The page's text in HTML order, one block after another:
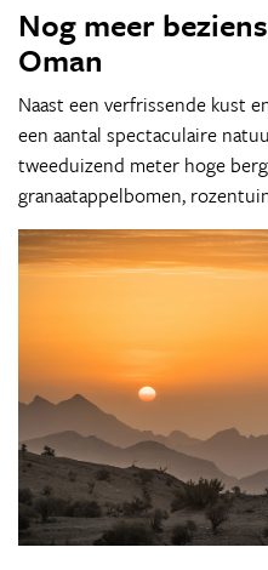
Nog meer
Oman
Naast een verfrissende kust
een aantal spectaculaire
tweeduizend meter hoge
granaatappelbomen,